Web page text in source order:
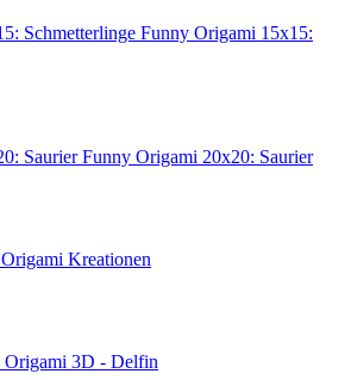
Funny Origami 15x15:
Funny Origami 20x20: Saurier
Origami Kreationen
Origami 3D - Delfin